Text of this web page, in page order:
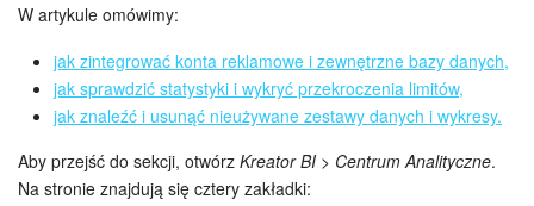
Kalendarz
Komunikator Bitrix24
Jak zacząć
W artykule omówimy:
jak zintegrować konta reklamowe i zewnętrzne bazy danych,
jak sprawdzić statystyki i wykryć przekroczenia limitów,
jak znaleźć i usunąć nieużywane zestawy danych i wykresy.
Aby przejść do sekcji, otwórz Kreator BI > Centrum Analityczne.
Na stronie znajdują się cztery zakładki: